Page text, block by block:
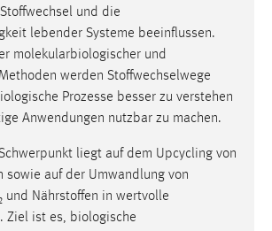
und die
lebender Systeme beeinflussen.
molekularbiologischer und
werden Stoffwechselwege
Prozesse besser zu verstehen
Anwendungen nutzbar zu machen.
liegt auf dem Upcycling von
sowie auf der Umwandlung von
und Nährstoffen in wertvolle
Ziel ist es, biologische